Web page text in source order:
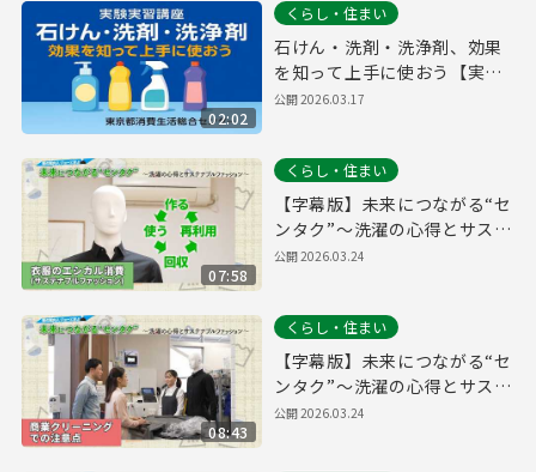
02:02
くらし・住まい
石けん・洗剤・洗浄剤、効果
を知って上手に使おう【実験
実習講座より】
公開2026.03.17
07:58
くらし・住まい
【字幕版】未来につながる“セ
ンタク”～洗濯の心得とサステ
ナブルファッション～【衣類
公開2026.03.24
08:43
くらし・住まい
【字幕版】未来につながる“セ
ンタク”～洗濯の心得とサステ
ナブルファッション～【商業
公開2026.03.24